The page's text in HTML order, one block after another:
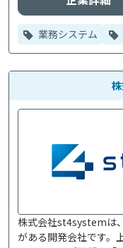
業務システム
株式会社st4systemは
がある開発会社です。